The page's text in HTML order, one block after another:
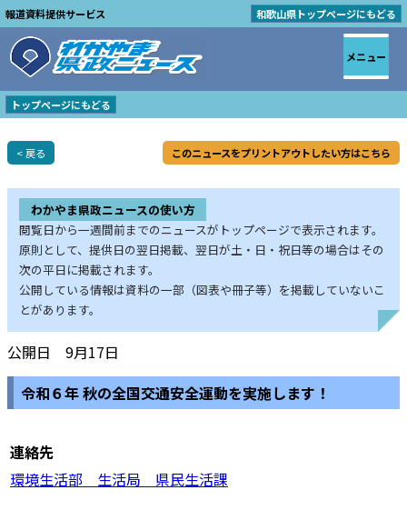
報道資料提供サービス 和歌山県トップページにもどる
トップページにもどる
< 戻る このニュースをプリントアウトしたい方はこちら
わかやま県政ニュースの使い方
閲覧日から一週間前までのニュースがトップページで表示されます。
原則として、提供日の翌日掲載、翌日が土・日・祝日等の場合はその
次の平日に掲載されます。
公開している情報は資料の一部（図表や冊子等）を掲載していないこ
とがあります。
公開日 9月17日
令和６年 秋の全国交通安全運動を実施します！
連絡先
環境生活部 生活局 県民生活課
メニュー